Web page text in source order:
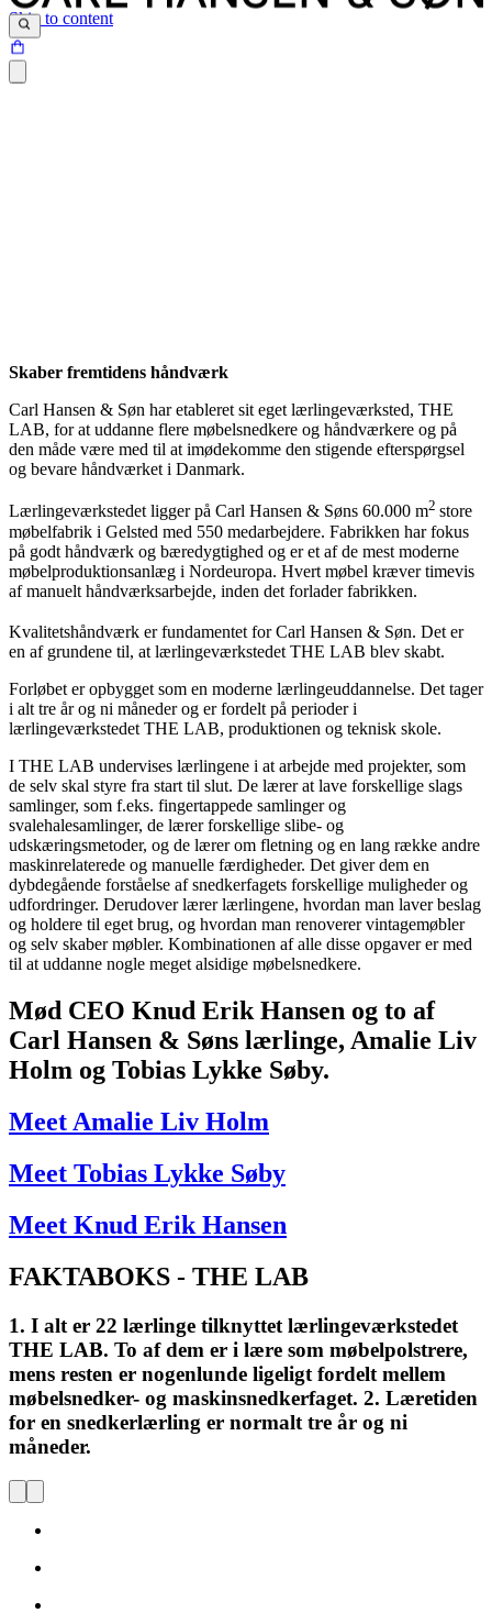
Skip to content
Skaber fremtidens håndværk
Carl Hansen & Søn har etableret sit eget lærlingeværksted, THE
LAB, for at uddanne flere møbelsnedkere og håndværkere og på
den måde være med til at imødekomme den stigende efterspørgsel
og bevare håndværket i Danmark.
Lærlingeværkstedet ligger på Carl Hansen & Søns 60.000 m2 store
møbelfabrik i Gelsted med 550 medarbejdere. Fabrikken har fokus
på godt håndværk og bæredygtighed og er et af de mest moderne
møbelproduktionsanlæg i Nordeuropa. Hvert møbel kræver timevis
af manuelt håndværksarbejde, inden det forlader fabrikken.
Kvalitetshåndværk er fundamentet for Carl Hansen & Søn. Det er
en af grundene til, at lærlingeværkstedet THE LAB blev skabt.
Forløbet er opbygget som en moderne lærlingeuddannelse. Det tager
i alt tre år og ni måneder og er fordelt på perioder i
lærlingeværkstedet THE LAB, produktionen og teknisk skole.
I THE LAB undervises lærlingene i at arbejde med projekter, som
de selv skal styre fra start til slut. De lærer at lave forskellige slags
samlinger, som f.eks. fingertappede samlinger og
svalehalesamlinger, de lærer forskellige slibe- og
udskæringsmetoder, og de lærer om fletning og en lang række andre
maskinrelaterede og manuelle færdigheder. Det giver dem en
dybdegående forståelse af snedkerfagets forskellige muligheder og
udfordringer. Derudover lærer lærlingene, hvordan man laver beslag
og holdere til eget brug, og hvordan man renoverer vintagemøbler
og selv skaber møbler. Kombinationen af alle disse opgaver er med
til at uddanne nogle meget alsidige møbelsnedkere.
Mød CEO Knud Erik Hansen og to af
Carl Hansen & Søns lærlinge, Amalie Liv
Holm og Tobias Lykke Søby.
Meet Amalie Liv Holm
Meet Tobias Lykke Søby
Meet Knud Erik Hansen
FAKTABOKS - THE LAB
1. I alt er 22 lærlinge tilknyttet lærlingeværkstedet
THE LAB. To af dem er i lære som møbelpolstrere,
mens resten er nogenlunde ligeligt fordelt mellem
møbelsnedker- og maskinsnedkerfaget. 2. Læretiden
for en snedkerlærling er normalt tre år og ni
måneder.